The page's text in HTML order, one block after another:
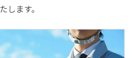
たします。